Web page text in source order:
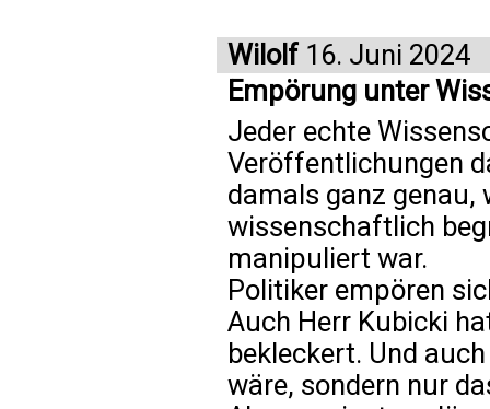
Wilolf 16. Juni 2024
Empörung unter
Jeder echte
Veröffentlichungen
damals ganz genau,
wissenschaftlich
manipuliert war.
Politiker empören
Auch Herr Kubicki
bekleckert. Und
wäre, sondern nur